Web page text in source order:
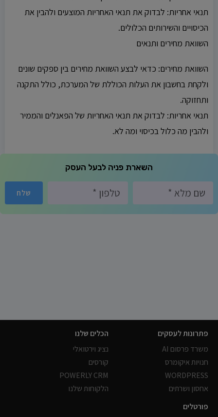
תנאי אחריות: לבדוק את תנאי האחריות המוצעים ולהבין את
הכיסויים והשירותים הכלולים.
השוואת מחירים ותנאים
השוואת מחירים: כדאי לבצע השוואת מחירים בין ספקים שונים
ולקחת בחשבון את העלות הכוללת של המערכת, כולל התקנה
ותחזוקה.
תנאי אחריות: לבדוק את תנאי האחריות של הפאנלים והממיר
ולהבין מה כלול בכיסוי ומה לא.
השארת פניה לבעל העסק
שלח
פתרונות לעסקים
משרד פרסום AI
חנויות איקומרס
WORDPRESS
אחסון ושרתים
הכלים שלנו
נציג וירטואלי
קורסים
POWERLY CRM
הלקוחות שלנו
פורטלים